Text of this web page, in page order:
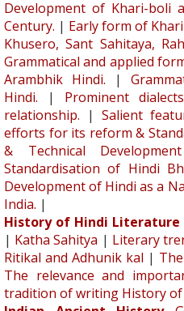
Development of Khari-boli
Century. | Early form of
Khusero, Sant Sahitaya,
Grammatical and applied
Arambhik Hindi. |
Hindi. | Prominent
relationship. | Salient
efforts for its reform &
& Technical
Standardisation of Hindi
Development of Hindi as a
India. |
History of Hindi Literature
| Katha Sahitya | Literary
Ritikal and Adhunik kal |
The relevance and
tradition of writing History